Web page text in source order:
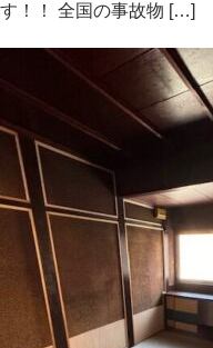
す！！ 全国の事故物 […]